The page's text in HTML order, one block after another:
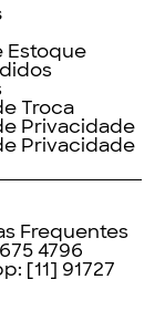
Estoque
Troca
Privacidade
Privacidade
Frequentes
4796
[11] 91727